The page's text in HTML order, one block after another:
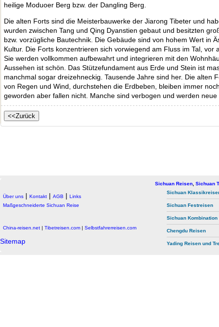
heilige Moduoer Berg bzw. der Dangling Berg.
Die alten Forts sind die Meisterbauwerke der Jiarong Tibeter und
wurden zwischen Tang und Qing Dyanstien gebaut und besitzten
bzw. vorzügliche Bautechnik. Die Gebäude sind von hohem Wert in
Kultur. Die Forts konzentrieren sich vorwiegend am Fluss im Tal,
Sie werden vollkommen aufbewahrt und integrieren mit den
Aussehen ist schön. Das Stützefundament aus Erde und Stein ist
manchmal sogar dreizehneckig. Tausende Jahre sind her. Die alten
von Regen und Wind, durchstehen die Erdbeben, bleiben immer
geworden aber fallen nicht. Manche sind verbogen und werden
Über uns | Kontakt | AGB | Links
Maßgeschneiderte Sichuan Reise
Sichuan Reisen, Sichuan
Sichuan
Sichuan Festreisen
Sichuan Kombination
Chengdu Reisen
Yading Reisen und
China-reisen.net | Tibetreisen.com | Selbstfahrerreisen.com
Sitemap